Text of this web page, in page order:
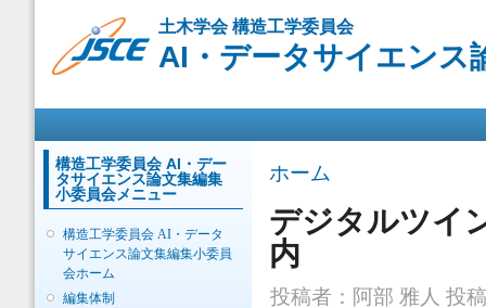
ン
コ
動
土木学会 構造工学委員会
AI・データサイエンス
構造工学委員会 AI・デー
タサイエンス論文集編集
小委員会メニュー
構造工学委員会 AI・データ
サイエンス論文集編集小委員
会ホーム
編集体制
現在地
ホーム
デジタルツ
内
投稿者： 阿部 雅人 投